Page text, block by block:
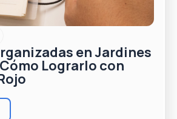
en Jardines
Lograrlo con